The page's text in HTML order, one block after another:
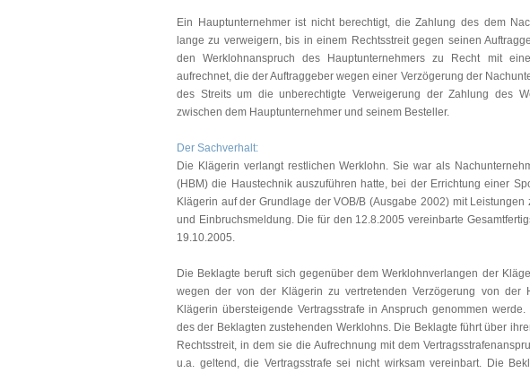
Ein Hauptunternehmer ist nicht berechtigt, die Zahlung des dem
lange zu verweigern, bis in einem Rechtsstreit gegen seinen
den Werklohnanspruch des Hauptunternehmers zu Recht mit
aufrechnet, die der Auftraggeber wegen einer Verzögerung der
des Streits um die unberechtigte Verweigerung der Zahlung des
zwischen dem Hauptunternehmer und seinem Besteller.
Der Sachverhalt:
Die Klägerin verlangt restlichen Werklohn. Sie war als
(HBM) die Haustechnik auszuführen hatte, bei der Errichtung einer
Klägerin auf der Grundlage der VOB/B (Ausgabe 2002) mit
und Einbruchsmeldung. Die für den 12.8.2005 vereinbarte
19.10.2005.
Die Beklagte beruft sich gegenüber dem Werklohnverlangen der
wegen der von der Klägerin zu vertretenden Verzögerung von der
Klägerin übersteigende Vertragsstrafe in Anspruch genommen
des der Beklagten zustehenden Werklohns. Die Beklagte führt über
Rechtsstreit, in dem sie die Aufrechnung mit dem
u.a. geltend, die Vertragsstrafe sei nicht wirksam vereinbart. Die